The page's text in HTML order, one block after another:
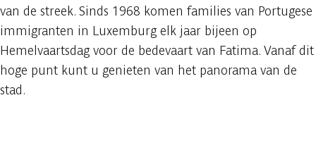
van de streek. Sinds 1968 komen families van Portugese
immigranten in Luxemburg elk jaar bijeen op
Hemelvaartsdag voor de bedevaart van Fatima. Vanaf dit
hoge punt kunt u genieten van het panorama van de
stad.